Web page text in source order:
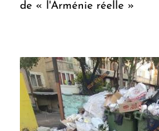
de « l'Arménie réelle »